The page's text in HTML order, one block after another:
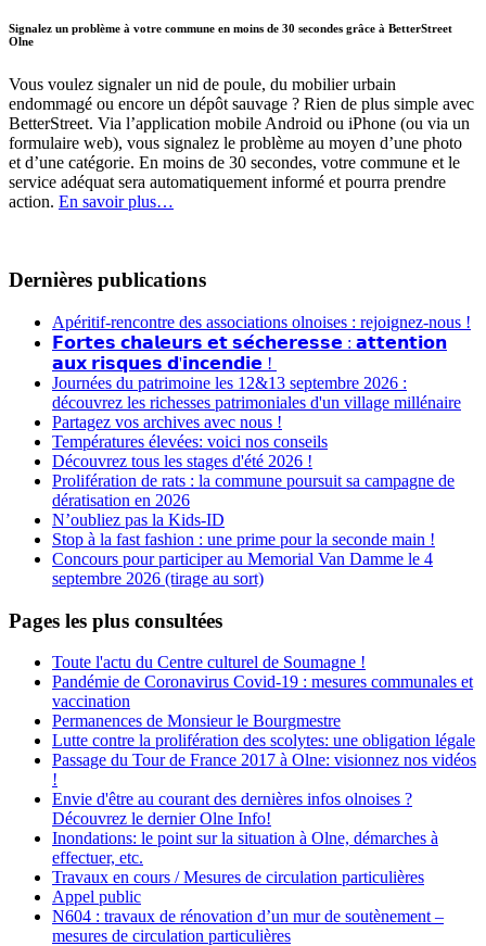
Signalez un problème à votre commune en moins de 30 secondes grâce à BetterStreet
Olne
Vous voulez signaler un nid de poule, du mobilier urbain
endommagé ou encore un dépôt sauvage ? Rien de plus simple avec
BetterStreet. Via l’application mobile Android ou iPhone (ou via un
formulaire web), vous signalez le problème au moyen d’une photo
et d’une catégorie. En moins de 30 secondes, votre commune et le
service adéquat sera automatiquement informé et pourra prendre
action. En savoir plus…
Dernières publications
Apéritif-rencontre des associations olnoises : rejoignez-nous !
𝗙𝗼𝗿𝘁𝗲𝘀 𝗰𝗵𝗮𝗹𝗲𝘂𝗿𝘀 𝗲𝘁 𝘀𝗲́𝗰𝗵𝗲𝗿𝗲𝘀𝘀𝗲 : 𝗮𝘁𝘁𝗲𝗻𝘁𝗶𝗼𝗻
𝗮𝘂𝘅 𝗿𝗶𝘀𝗾𝘂𝗲𝘀 𝗱'𝗶𝗻𝗰𝗲𝗻𝗱𝗶𝗲 !
Journées du patrimoine les 12&13 septembre 2026 :
découvrez les richesses patrimoniales d'un village millénaire
Partagez vos archives avec nous !
Températures élevées: voici nos conseils
Découvrez tous les stages d'été 2026 !
Prolifération de rats : la commune poursuit sa campagne de
dératisation en 2026
N’oubliez pas la Kids-ID
Stop à la fast fashion : une prime pour la seconde main !
Concours pour participer au Memorial Van Damme le 4
septembre 2026 (tirage au sort)
Pages les plus consultées
Toute l'actu du Centre culturel de Soumagne !
Pandémie de Coronavirus Covid-19 : mesures communales et
vaccination
Permanences de Monsieur le Bourgmestre
Lutte contre la prolifération des scolytes: une obligation légale
Passage du Tour de France 2017 à Olne: visionnez nos vidéos
!
Envie d'être au courant des dernières infos olnoises ?
Découvrez le dernier Olne Info!
Inondations: le point sur la situation à Olne, démarches à
effectuer, etc.
Travaux en cours / Mesures de circulation particulières
Appel public
N604 : travaux de rénovation d’un mur de soutènement –
mesures de circulation particulières